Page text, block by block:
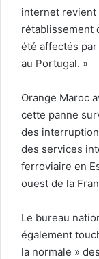
internet revient
rétablissement
été affectés
au Portugal. »
Orange Maroc
cette panne
des
des services
ferroviaire en
ouest de la
Le bureau
également
la normale »